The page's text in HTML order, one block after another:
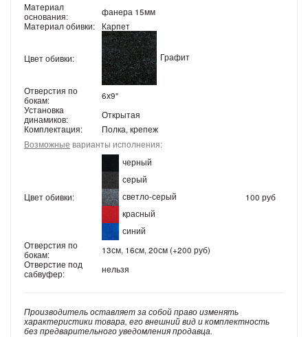
Материал
основания:
фанера 15мм
Материал обивки:
Карпет
Цвет обивки: Графит
Отверстия по
бокам:
6х9"
Установка
динамиков:
Открытая
Комплектация:
Полка, крепеж
Возможные варианты исполнения:
Цвет обивки:
черный
серый
светло-серый
красный
синий
100 руб
Отверстия по
бокам:
13см, 16см, 20см (+200 руб)
Отверстие под
сабвуфер:
нельзя
Производитель оставляет за собой право изменять
характеристики товара, его внешний вид и комплектность
без предварительного уведомления продавца.